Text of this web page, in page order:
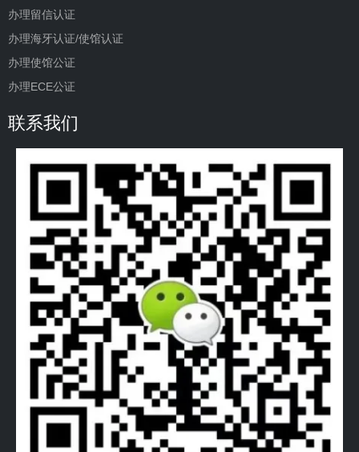
办理留信认证
办理海牙认证/使馆认证
办理使馆公证
办理ECE公证
联系我们